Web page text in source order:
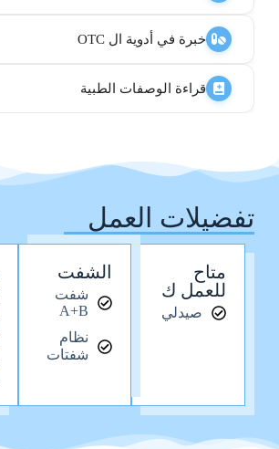
خبرة في أدوية ال OTC
قراءة الوصفات الطبية
تفضيلات العمل
متاح
للعمل ك
صيدلي
الشفت
شفت
A+B
نظام
شفتات